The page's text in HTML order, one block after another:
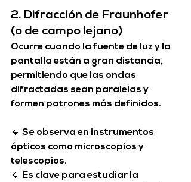
2. Difracción de Fraunhofer
(o de campo lejano)
Ocurre cuando la fuente de luz y la
pantalla están a gran distancia,
permitiendo que las ondas
difractadas sean paralelas y
formen patrones más definidos.
🔹 Se observa en instrumentos
ópticos como microscopios y
telescopios.
🔹 Es clave para estudiar la